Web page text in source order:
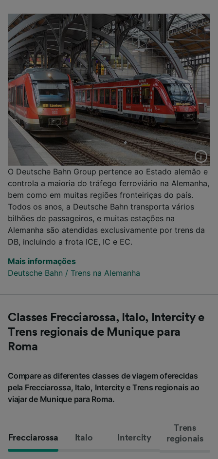
O Deutsche Bahn Group pertence ao Estado alemão e
controla a maioria do tráfego ferroviário na Alemanha,
bem como em muitas regiões fronteiriças do país.
Todos os anos, a Deutsche Bahn transporta vários
bilhões de passageiros, e muitas estações na
Alemanha são atendidas exclusivamente por trens da
DB, incluindo a frota ICE, IC e EC.
Mais informações
Deutsche Bahn / Trens na Alemanha
Classes Frecciarossa, Italo, Intercity e
Trens regionais de Munique para
Roma
Compare as diferentes classes de viagem oferecidas
pela Frecciarossa, Italo, Intercity e Trens regionais ao
viajar de Munique para Roma.
Frecciarossa Italo Intercity
Trens
regionais